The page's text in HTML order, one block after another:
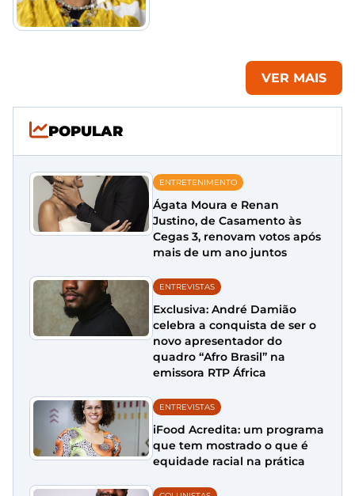
VER MAIS
POPULAR
ENTRETENIMENTO
Ágata Moura e Renan
Justino, de Casamento às
Cegas 3, renovam votos após
mais de um ano juntos
ENTREVISTAS
Exclusiva: André Damião
celebra a conquista de ser o
novo apresentador do
quadro “Afro Brasil” na
emissora RTP África
ENTREVISTAS
iFood Acredita: um programa
que tem mostrado o que é
equidade racial na prática